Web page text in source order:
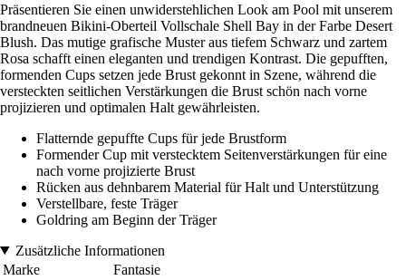
Präsentieren Sie einen unwiderstehlichen Look am Pool mit unserem
brandneuen Bikini-Oberteil Vollschale Shell Bay in der Farbe Desert
Blush. Das mutige grafische Muster aus tiefem Schwarz und zartem
Rosa schafft einen eleganten und trendigen Kontrast. Die gepufften,
formenden Cups setzen jede Brust gekonnt in Szene, während die
versteckten seitlichen Verstärkungen die Brust schön nach vorne
projizieren und optimalen Halt gewährleisten.
Flatternde gepuffte Cups für jede Brustform
Formender Cup mit verstecktem Seitenverstärkungen für eine
nach vorne projizierte Brust
Rücken aus dehnbarem Material für Halt und Unterstützung
Verstellbare, feste Träger
Goldring am Beginn der Träger
Zusätzliche Informationen
Marke
Fantasie